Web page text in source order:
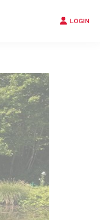
LOGIN